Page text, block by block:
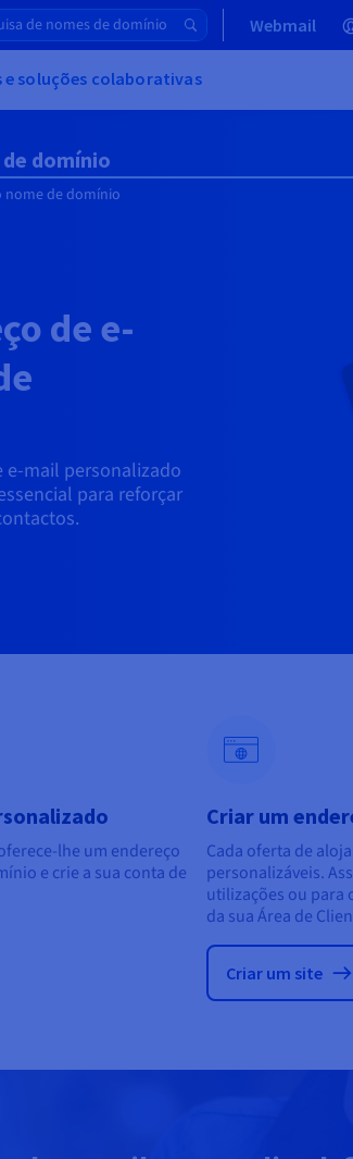
Webmail
e soluções colaborativas
domínio
nome de domínio
de e-
e-mail personalizado
para reforçar
lhe um endereço
e crie a sua conta de
Criar um
Cada oferta de
personalizáveis.
utilizações ou para
da sua Área de
Criar um site